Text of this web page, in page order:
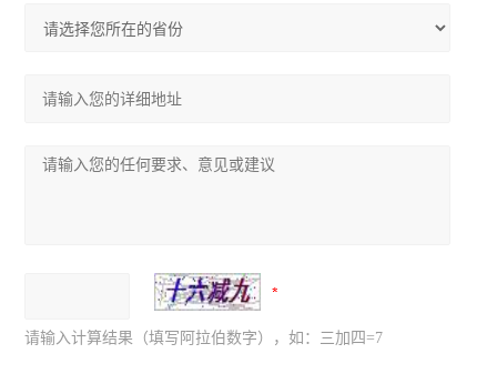
请输入计算结果（填写阿拉伯数字），如：三加四=7